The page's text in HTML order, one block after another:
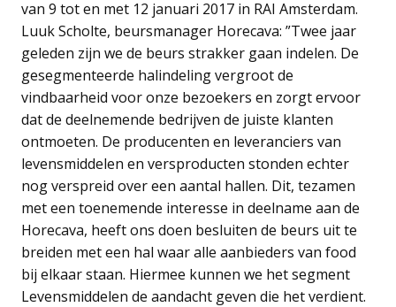
van 9 tot en met 12 januari 2017 in RAI Amsterdam.
Luuk Scholte, beursmanager Horecava: ”Twee jaar
geleden zijn we de beurs strakker gaan indelen. De
gesegmenteerde halindeling vergroot de
vindbaarheid voor onze bezoekers en zorgt ervoor
dat de deelnemende bedrijven de juiste klanten
ontmoeten. De producenten en leveranciers van
levensmiddelen en versproducten stonden echter
nog verspreid over een aantal hallen. Dit, tezamen
met een toenemende interesse in deelname aan de
Horecava, heeft ons doen besluiten de beurs uit te
breiden met een hal waar alle aanbieders van food
bij elkaar staan. Hiermee kunnen we het segment
Levensmiddelen de aandacht geven die het verdient.